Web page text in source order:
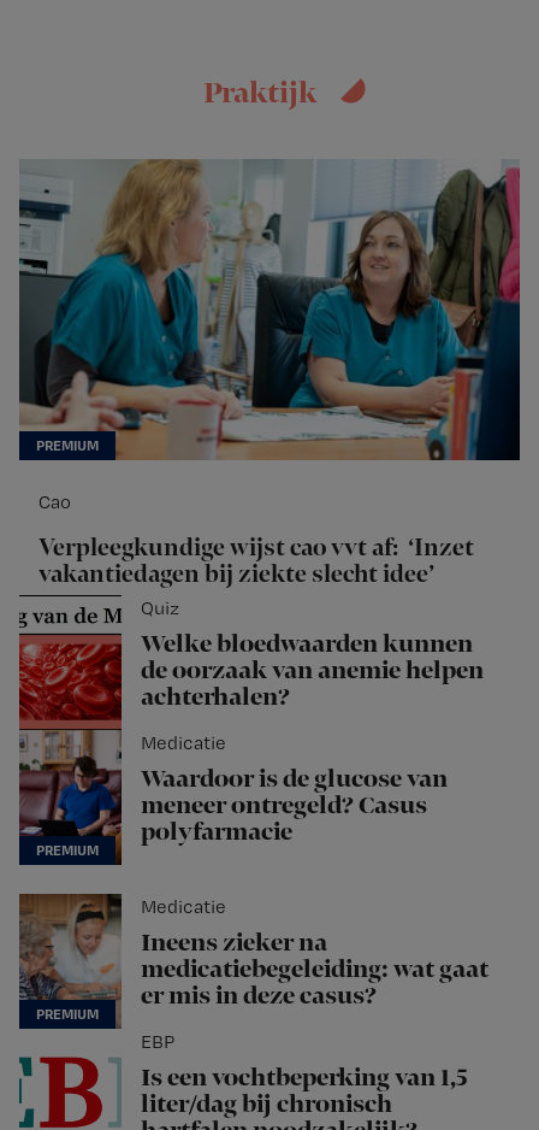
Praktijk
Cao
Verpleegkundige wijst cao vvt af: ‘Inzet
vakantiedagen bij ziekte slecht idee’
Quiz
Welke bloedwaarden kunnen
de oorzaak van anemie helpen
achterhalen?
Medicatie
Waardoor is de glucose van
meneer ontregeld? Casus
polyfarmacie
Medicatie
Ineens zieker na
medicatiebegeleiding: wat gaat
er mis in deze casus?
EBP
Is een vochtbeperking van 1,5
liter/dag bij chronisch